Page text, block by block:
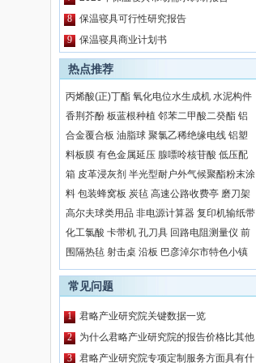
8
保温寝具可行性研究报告
9
保温寝具商业计划书
热点推荐
丙烯酸(正)丁酯 氧化电位水生成机 水泥构件
香荆芥酚 板蓝根种植 邻苯二甲酸二癸酯 铝
合金覆合板 油脂球 聚氯乙稀绝缘电线 铝塑
料板膜 有色金属延压 腺嘌呤核苷酸 低压配
箱 皮革浸灰剂 半光型耐户外气候聚酯粉末涂
料 包装蜂窝板 炭毡 高速公路收费亭 磨刀架
高尔夫球类用品 非电源计算器 复印机输纸带
化工氯酸 卡带机 孔刀具 回路电阻测量仪 前
围隔热毡 射击桌 沿板 巴彦淖尔市特色小镇
常见问题
1
君略产业研究院关键数据一览
2
为什么君略产业研究院的报告价格比其他
公司都要高？
3
君略产业研究院专项定制服务方面具有什